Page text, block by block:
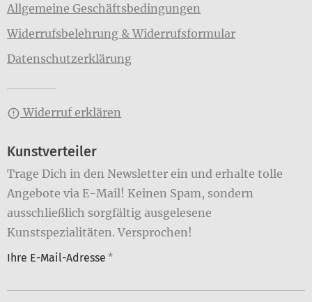
Allgemeine Geschäftsbedingungen
Widerrufsbelehrung & Widerrufsformular
Datenschutzerklärung
Widerruf erklären
Kunstverteiler
Trage Dich in den Newsletter ein und erhalte tolle
Angebote via E-Mail! Keinen Spam, sondern
ausschließlich sorgfältig ausgelesene
Kunstspezialitäten. Versprochen!
Ihre E-Mail-Adresse *